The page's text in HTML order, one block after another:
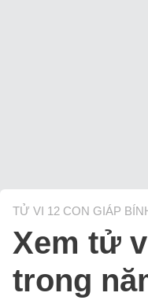
TỬ VI 12 CON GIÁP
Xem tử
trong